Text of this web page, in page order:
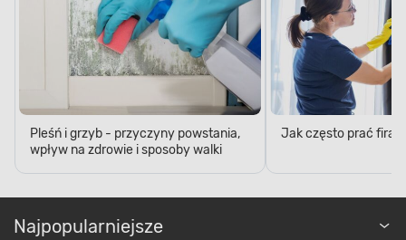
Pleśń i grzyb - przyczyny powstania,
wpływ na zdrowie i sposoby walki
Jak często prać
Najpopularniejsze